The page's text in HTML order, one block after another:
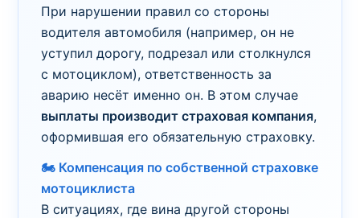
При нарушении правил со стороны
водителя автомобиля (например, он не
уступил дорогу, подрезал или столкнулся
с мотоциклом), ответственность за
аварию несёт именно он. В этом случае
выплаты производит страховая компания,
оформившая его обязательную страховку.
🏍️ Компенсация по собственной страховке
мотоциклиста
В ситуациях, где вина другой стороны